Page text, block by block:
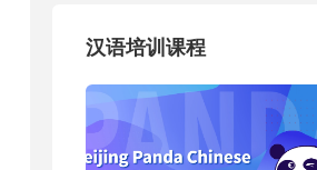
汉语培训课程